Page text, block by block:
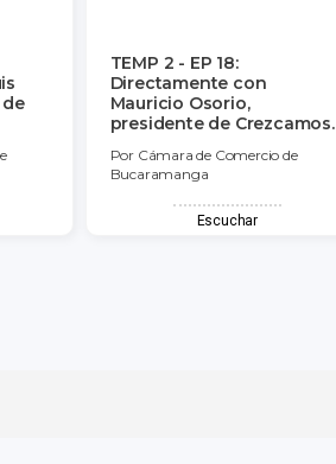
TEMP 2 - EP 18:
Directamente con
Mauricio Osorio,
presidente de Crezcamos.
Por Cámara de Comercio de
Bucaramanga
Escuchar